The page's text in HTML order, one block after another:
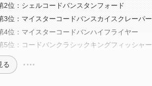
位：シェルコードバンスタンフォード
位：マイスターコードバンスカイスクレーパー
位：マイスターコードバンハイフライヤー
位：コードバンクラシックキングフィッシャー
る